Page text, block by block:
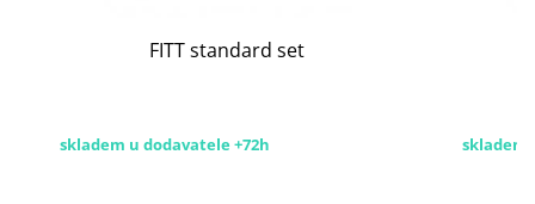
FITT standard set
skladem u dodavatele +72h skladem